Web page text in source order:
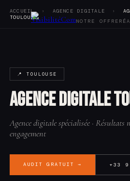
Vision
Agence
Tarifs
Blog
Contact
NOTRE OFFRE
ACCUEIL › AGENCE DIGITALE ›
TOULOUSE
📍 TOULOUSE
Agence digitale
Agence digitale spécialisée · Résultats
engagement
AUDIT GRATUIT → +33